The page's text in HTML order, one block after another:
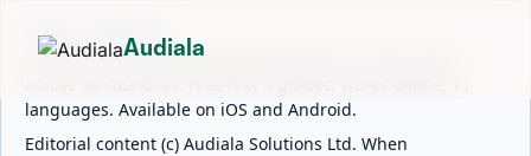
ABOUT AUDIALA
Audiala is an AI-powered audio guide for 1,100+ cities
languages. Available on iOS and Android.
Editorial content (c) Audiala Solutions Ltd. When
Audiala